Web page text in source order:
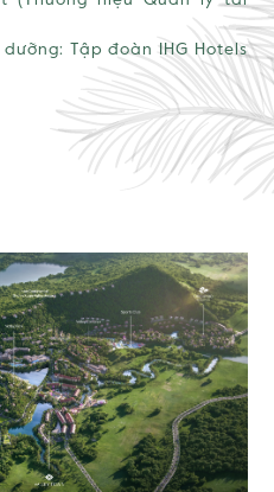
Tập đoàn IHG Hotels